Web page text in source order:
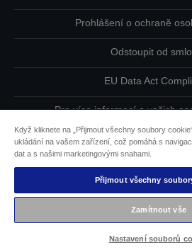
Prohlášení o ochraně
Odstoupit od
EU Data Act
Pro více informací o vašich
Informace o
Závazek usnadnění přístupu
Copyright © 2026
Když kliknete na „Přijmout všechny soubory
ukládání na vašem zařízení, což pomáhá s
dat a s našimi marketingovými snahami.
Přijmout všechny
Zamítnout vše
Nastavení souborů